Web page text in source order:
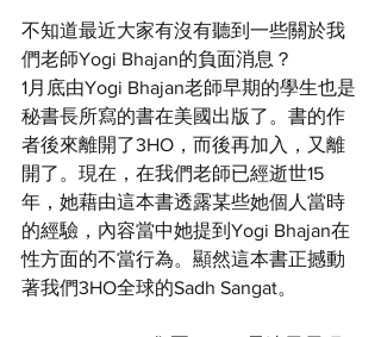
不知道最近大家有沒有聽到一些關於我
們老師Yogi Bhajan的負面消息？
1月底由Yogi Bhajan老師早期的學生也是
秘書長所寫的書在美國出版了。書的作
者後來離開了3HO，而後再加入，又離
開了。現在，在我們老師已經逝世15
年，她藉由這本書透露某些她個人當時
的經驗，內容當中她提到Yogi Bhajan在
性方面的不當行為。顯然這本書正撼動
著我們3HO全球的Sadh Sangat。